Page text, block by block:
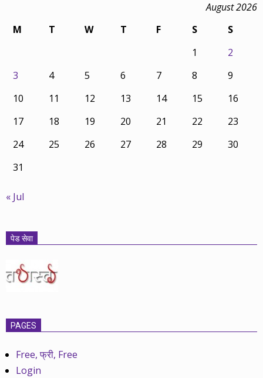
August 2026
M
T W T F S
S
1
2
3
4 5 6 7 8
9
10
11 12 13 14 15
16
17
18 19 20 21 22
23
24
25 26 27 28 29
30
31
« Jul
पेड सेवा
PAGES
Free, फ्री, Free
Login